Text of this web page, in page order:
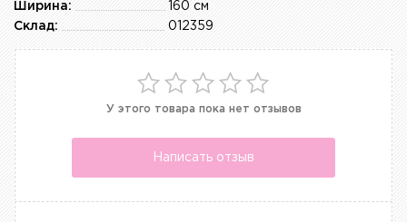
160 см
Ширина:
012359
Склад:
У этого товара пока нет отзывов
Написать отзыв